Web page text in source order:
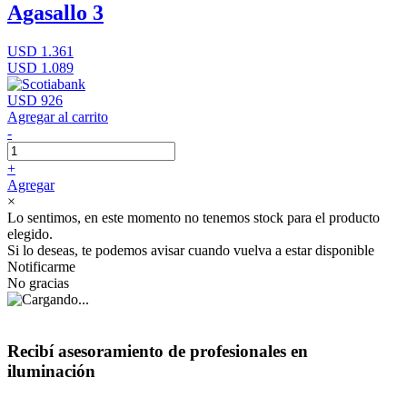
Agasallo 3
USD 1.361
USD 1.089
USD 926
Agregar al carrito
-
+
Agregar
×
Lo sentimos, en este momento no tenemos stock para el producto
elegido.
Si lo deseas, te podemos avisar cuando vuelva a estar disponible
Notificarme
No gracias
Recibí asesoramiento de profesionales en
iluminación